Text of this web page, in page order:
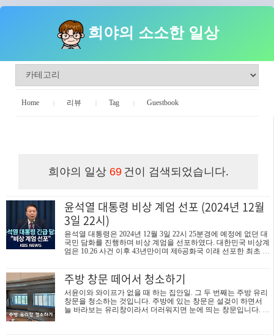
희야의 소소한 일상
Home 리뷰 Tag Guestbook
희야의 일상 69 건이 검색되었습니다.
윤석열 대통령 비상 계엄 선포 (2024년 12월
3일 22시)
윤석열 대통령은 2024년 12월 3일 22시 25분경에 예정에 없던 대
국민 담화를 진행하며 비상 계엄을 선포하였다. 대한민국 비상계
엄은 10.26 사건 이후 43년만이며 제6공화국 이래 선포한 최초 계
일) 비상 계엄을 선포했습니다. 윤 대통령은 오늘 밤 용산 대통령
실에서 긴급 담화를 열고 "우리 국민의 자유와 행복을 약탈하고
있는 파렴치한 종북 반국가세력을 일거에 척결하고 자유 헌정질
서를 지키기 위해 비상 계엄을 선포한다"며 이 같이 말했습니
다. 윤 대통령은 먼저 "국민 여러분 저는 대통령으로서 피를 토하
주방 창문 떼어서 청소하기
서윤이와 와이프가 없을 때 하는 집안일. 그 두 번째는 주방 유리
창문을 청소하는 것입니다. 주방에 있는 창문은 설겆이 하면서
늘 바라보는 유리창이라서 더러워지면 눈에 띄는 창문입니다. 그